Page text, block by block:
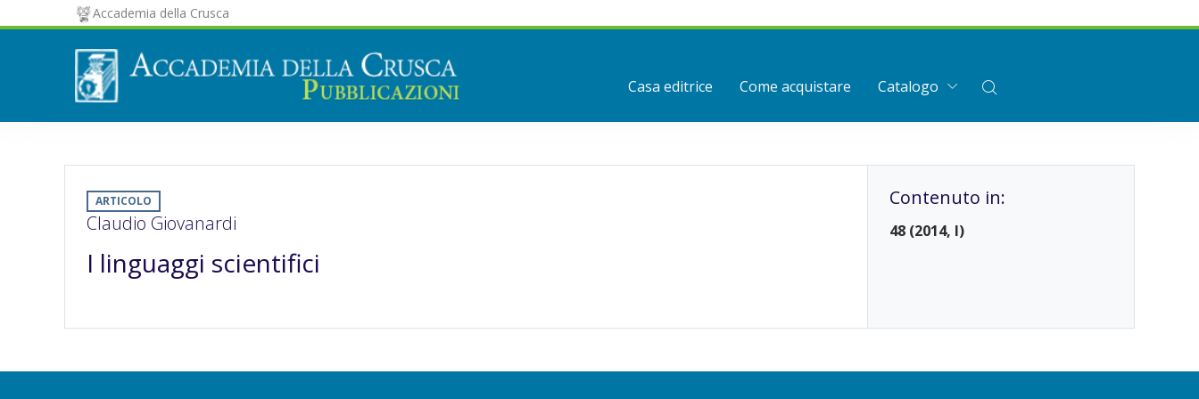
Accademia della Crusca
Casa editrice Come acquistare Catalogo
ARTICOLO
Claudio Giovanardi
I linguaggi scientifici
Contenuto in:
48 (2014, I)